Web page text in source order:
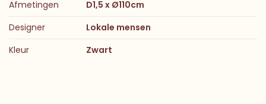
Afmetingen
D1,5 x Ø110cm
Designer
Lokale mensen
Kleur
Zwart